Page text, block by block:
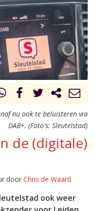
Volgend uur
nu ook te beluisteren via
DAB+. (Foto's: Sleutelstad)
de (digitale)
door Chris de Waard
ook weer